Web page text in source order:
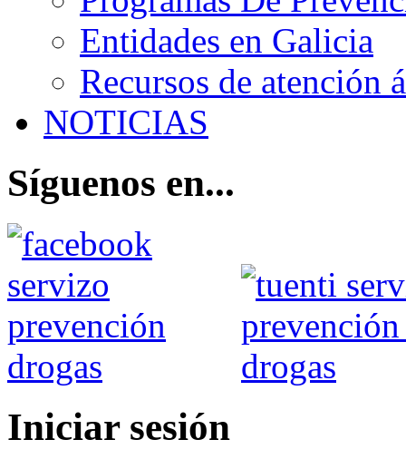
Entidades en Galicia
Recursos de atención
NOTICIAS
Síguenos en...
Iniciar sesión